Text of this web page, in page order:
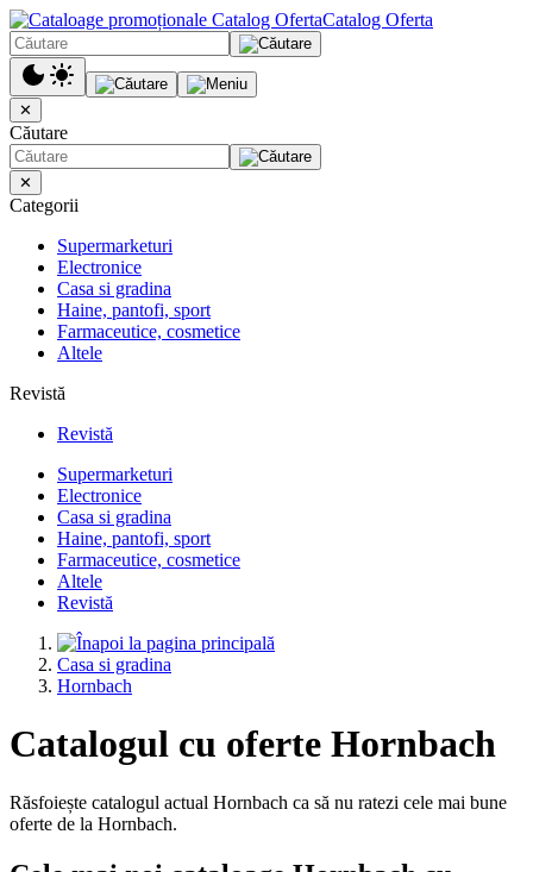
Catalog Oferta
✕
Căutare
✕
Categorii
Supermarketuri
Electronice
Casa si gradina
Haine, pantofi, sport
Farmaceutice, cosmetice
Altele
Revistă
Revistă
Supermarketuri
Electronice
Casa si gradina
Haine, pantofi, sport
Farmaceutice, cosmetice
Altele
Revistă
Casa si gradina
Hornbach
Catalogul cu oferte Hornbach
Răsfoiește catalogul actual Hornbach ca să nu ratezi cele mai bune
oferte de la Hornbach.